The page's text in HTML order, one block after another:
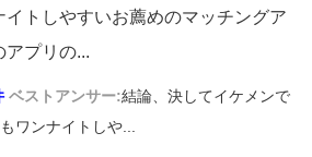
イトしやすいお薦めのマッチングア
アプリの...
ベストアンサー:結論、決してイケメンで
ワンナイトしや...